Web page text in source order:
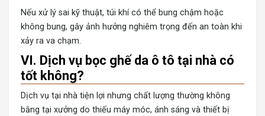
Nếu xử lý sai kỹ thuật, túi khí có thể bung chậm hoặc
không bung, gây ảnh hưởng nghiêm trọng đến an toàn khi
xảy ra va chạm.
VI. Dịch vụ bọc ghế da ô tô tại nhà có
tốt không?
Dịch vụ tại nhà tiện lợi nhưng chất lượng thường không
bằng tại xưởng do thiếu máy móc, ánh sáng và thiết bị